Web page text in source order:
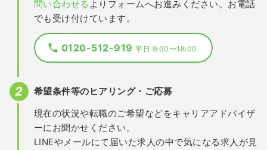
問い合わせる よりフォームへお進みください。お電話
でも受け付けています。
0120-512-919平日 9:00〜18:00
希望条件等のヒアリング・ご応募
現在の状況や転職のご希望などをキャリアアドバイザ
ーにお聞かせください。
LINEやメールにて届いた求人の中で気になる求人が見